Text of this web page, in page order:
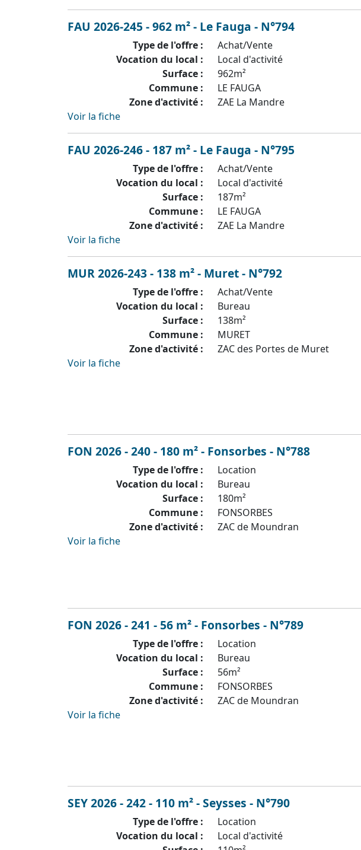
FAU 2026-245 - 962 m² - Le Fauga - N°794
Type de l'offre :
Achat/Vente
Vocation du local :
Local d'activité
Surface :
962m²
Commune :
LE FAUGA
Zone d'activité :
ZAE La Mandre
Voir la fiche
FAU 2026-246 - 187 m² - Le Fauga - N°795
Type de l'offre :
Achat/Vente
Vocation du local :
Local d'activité
Surface :
187m²
Commune :
LE FAUGA
Zone d'activité :
ZAE La Mandre
Voir la fiche
MUR 2026-243 - 138 m² - Muret - N°792
Type de l'offre :
Achat/Vente
Vocation du local :
Bureau
Surface :
138m²
Commune :
MURET
Zone d'activité :
ZAC des Portes de Muret
Voir la fiche
FON 2026 - 240 - 180 m² - Fonsorbes - N°788
Type de l'offre :
Location
Vocation du local :
Bureau
Surface :
180m²
Commune :
FONSORBES
Zone d'activité :
ZAC de Moundran
Voir la fiche
FON 2026 - 241 - 56 m² - Fonsorbes - N°789
Type de l'offre :
Location
Vocation du local :
Bureau
Surface :
56m²
Commune :
FONSORBES
Zone d'activité :
ZAC de Moundran
Voir la fiche
SEY 2026 - 242 - 110 m² - Seysses - N°790
Type de l'offre :
Location
Vocation du local :
Local d'activité